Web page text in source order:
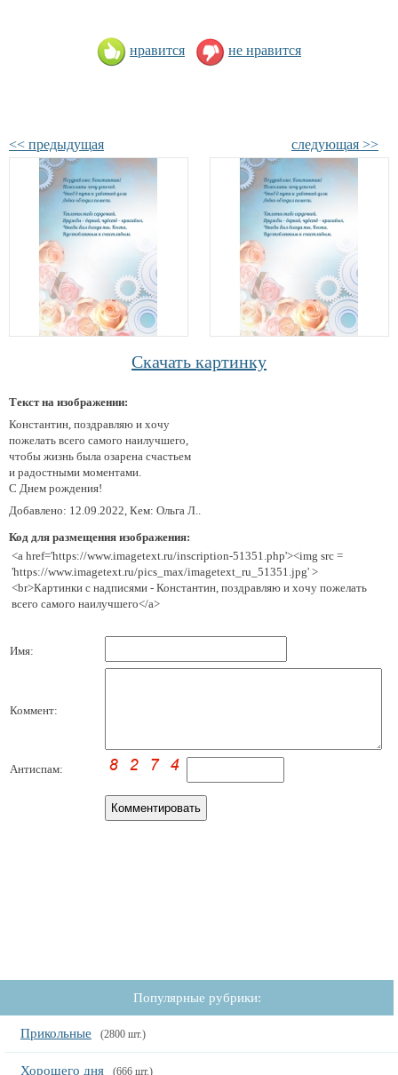
нравится не нравится
<< предыдущая следующая >>
Скачать картинку
Текст на изображении:
Константин, поздравляю и хочу
пожелать всего самого наилучшего,
чтобы жизнь была озарена счастьем
и радостными моментами.
С Днем рождения!
Добавлено: 12.09.2022, Кем: Ольга Л..
Код для размещения изображения:
<a href='https://www.imagetext.ru/inscription-51351.php'><img src =
'https://www.imagetext.ru/pics_max/imagetext_ru_51351.jpg' >
<br>Картинки с надписями - Константин, поздравляю и хочу пожелать
всего самого наилучшего</a>
Имя:
Коммент:
Антиспам:
Популярные рубрики:
Прикольные (2800 шт.)
Хорошего дня (666 шт.)